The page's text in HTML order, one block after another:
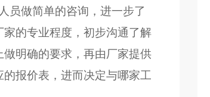
员做简单的咨询，进一步了
的专业程度，初步沟通了解
明确的要求，再由厂家提供
报价表，进而决定与哪家工